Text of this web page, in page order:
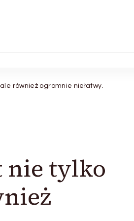
również ogromnie niełatwy.
nie tylko